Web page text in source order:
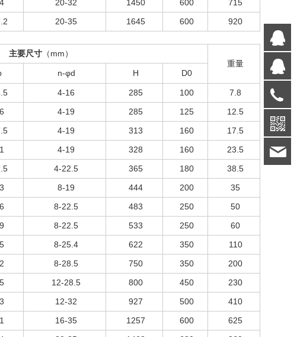
20-32 1450 600
715
20-35 1645 600 920
主要尺寸 （mm）
重量
n-φd H D0
4-16 285 100
7.8
4-19 285 125
12.5
4-19 313 160
17.5
4-19 328 160
23.5
4-22.5 365 180
38.5
8-19 444 200
35
8-22.5 483 250
50
8-22.5 533 250
60
8-25.4 622 350
110
8-28.5 750 350
200
12-28.5 800 450
230
12-32 927 500
410
16-35 1257 600
625